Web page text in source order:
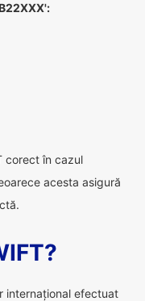
corect în cazul
acesta asigură
internațional efectuat